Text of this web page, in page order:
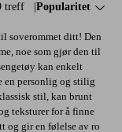
treff Sorter på:
Popularitet
soverommet ditt! Den
noe som gjør den til
kan enkelt
en personlig og stilig
stil, kan brunt
teksturer for å finne
og gir en følelse av ro